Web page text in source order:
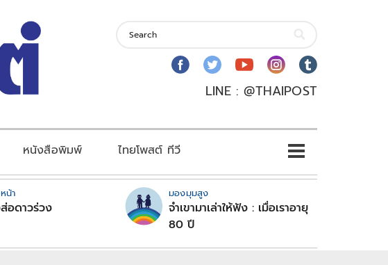
LINE : @THAIPOST
หนังสือพิมพ์ ไทยโพสต์ ทีวี
น้า
อดาวร่วง
มองมุมสูง
จำเขามาเล่าให้ฟัง : เมื่อเราอายุ
80 ปี